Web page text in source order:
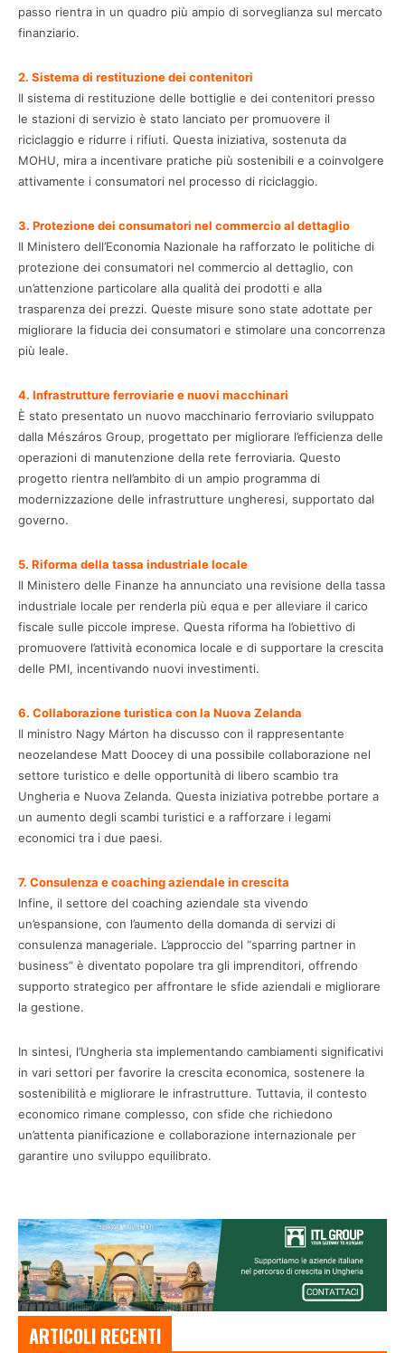
passo rientra in un quadro più ampio di sorveglianza sul mercato
finanziario.
2. Sistema di restituzione dei contenitori
Il sistema di restituzione delle bottiglie e dei contenitori presso
le stazioni di servizio è stato lanciato per promuovere il
riciclaggio e ridurre i rifiuti. Questa iniziativa, sostenuta da
MOHU, mira a incentivare pratiche più sostenibili e a coinvolgere
attivamente i consumatori nel processo di riciclaggio.
3. Protezione dei consumatori nel commercio al dettaglio
Il Ministero dell’Economia Nazionale ha rafforzato le politiche di
protezione dei consumatori nel commercio al dettaglio, con
un’attenzione particolare alla qualità dei prodotti e alla
trasparenza dei prezzi. Queste misure sono state adottate per
migliorare la fiducia dei consumatori e stimolare una concorrenza
più leale.
4. Infrastrutture ferroviarie e nuovi macchinari
È stato presentato un nuovo macchinario ferroviario sviluppato
dalla Mészáros Group, progettato per migliorare l’efficienza delle
operazioni di manutenzione della rete ferroviaria. Questo
progetto rientra nell’ambito di un ampio programma di
modernizzazione delle infrastrutture ungheresi, supportato dal
governo.
5. Riforma della tassa industriale locale
Il Ministero delle Finanze ha annunciato una revisione della tassa
industriale locale per renderla più equa e per alleviare il carico
fiscale sulle piccole imprese. Questa riforma ha l’obiettivo di
promuovere l’attività economica locale e di supportare la crescita
delle PMI, incentivando nuovi investimenti.
6. Collaborazione turistica con la Nuova Zelanda
Il ministro Nagy Márton ha discusso con il rappresentante
neozelandese Matt Doocey di una possibile collaborazione nel
settore turistico e delle opportunità di libero scambio tra
Ungheria e Nuova Zelanda. Questa iniziativa potrebbe portare a
un aumento degli scambi turistici e a rafforzare i legami
economici tra i due paesi.
7. Consulenza e coaching aziendale in crescita
Infine, il settore del coaching aziendale sta vivendo
un’espansione, con l’aumento della domanda di servizi di
consulenza manageriale. L’approccio del “sparring partner in
business” è diventato popolare tra gli imprenditori, offrendo
supporto strategico per affrontare le sfide aziendali e migliorare
la gestione.
In sintesi, l’Ungheria sta implementando cambiamenti significativi
in vari settori per favorire la crescita economica, sostenere la
sostenibilità e migliorare le infrastrutture. Tuttavia, il contesto
economico rimane complesso, con sfide che richiedono
un’attenta pianificazione e collaborazione internazionale per
garantire uno sviluppo equilibrato.
ARTICOLI RECENTI